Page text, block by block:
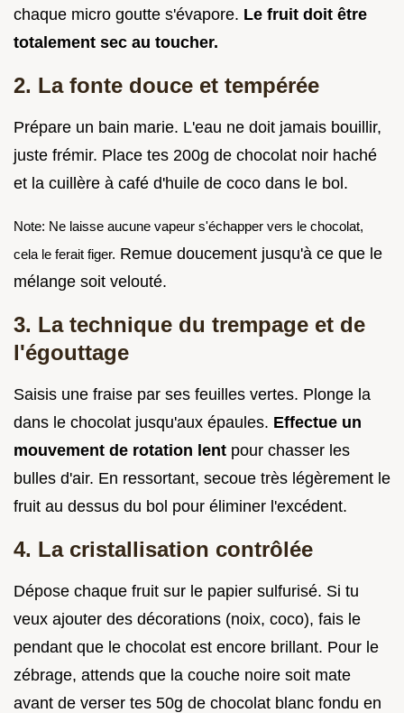
chaque micro goutte s'évapore. Le fruit doit être
totalement sec au toucher.
2. La fonte douce et tempérée
Prépare un bain marie. L'eau ne doit jamais bouillir,
juste frémir. Place tes 200g de chocolat noir haché
et la cuillère à café d'huile de coco dans le bol.
Note: Ne laisse aucune vapeur s'échapper vers le chocolat,
cela le ferait figer. Remue doucement jusqu'à ce que le
mélange soit velouté.
3. La technique du trempage et de
l'égouttage
Saisis une fraise par ses feuilles vertes. Plonge la
dans le chocolat jusqu'aux épaules. Effectue un
mouvement de rotation lent pour chasser les
bulles d'air. En ressortant, secoue très légèrement le
fruit au dessus du bol pour éliminer l'excédent.
4. La cristallisation contrôlée
Dépose chaque fruit sur le papier sulfurisé. Si tu
veux ajouter des décorations (noix, coco), fais le
pendant que le chocolat est encore brillant. Pour le
zébrage, attends que la couche noire soit mate
avant de verser tes 50g de chocolat blanc fondu en